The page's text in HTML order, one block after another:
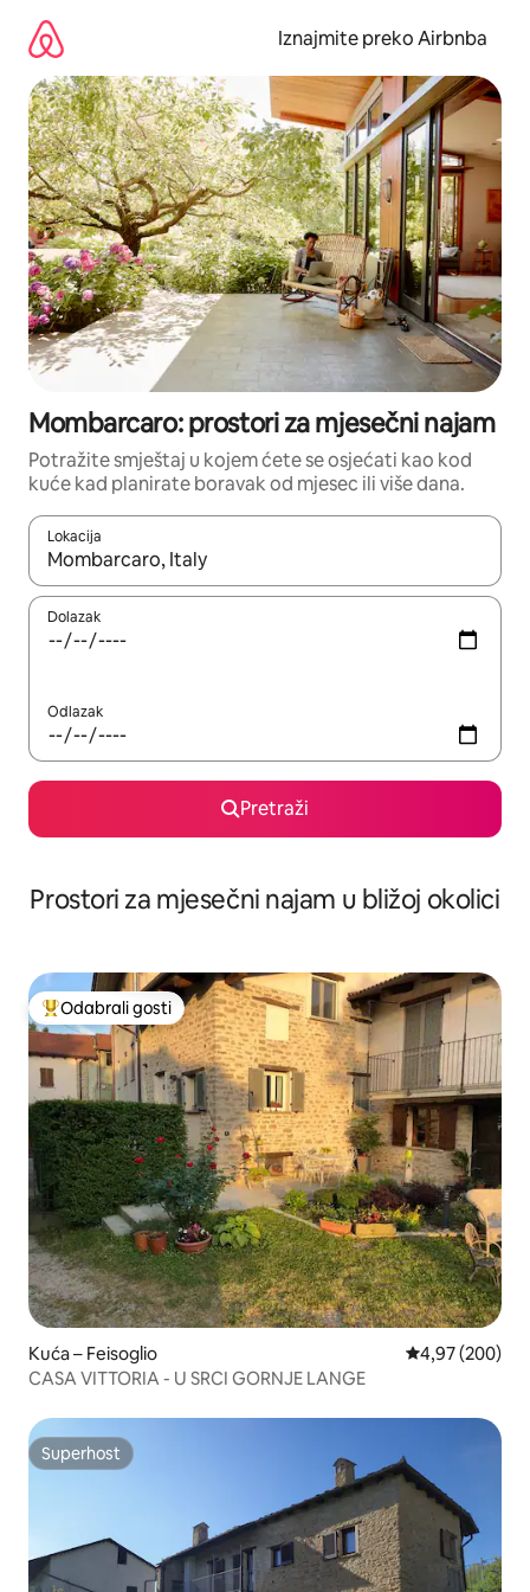
sadržaj
Iznajmite preko Airbnba
Mombarcaro: prostori za mjesečni najam
Potražite smještaj u kojem ćete se osjećati kao kod
kuće kad planirate boravak od mjesec ili više dana.
Lokacija
Kada budu dostupni rezultati, moći ćete ih pregledati
Dolazak
Odlazak
Pretraži
Prostori za mjesečni najam u bližoj okolici
Među najviše rangiranima s oznakom „Odabrali gosti”
Odabrali gosti
Kuća – Feisoglio Prosječna
4,97 (200)
CASA VITTORIA - U SRCI GORNJE LANGE
Superhost
Superhost